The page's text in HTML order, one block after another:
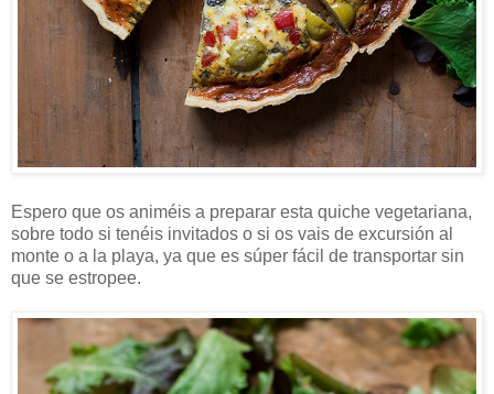
Espero que os animéis a preparar esta quiche vegetariana,
sobre todo si tenéis invitados o si os vais de excursión al
monte o a la playa, ya que es súper fácil de transportar sin
que se estropee.